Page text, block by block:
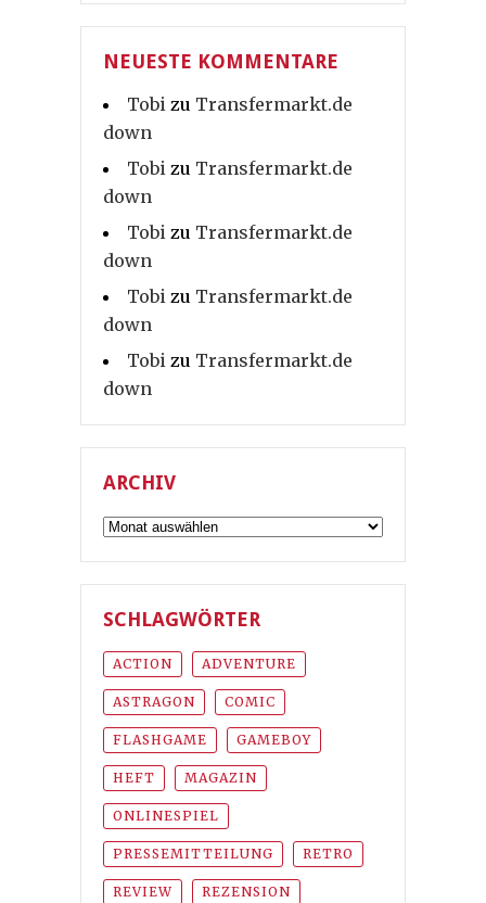
NEUESTE KOMMENTARE
Tobi zu Transfermarkt.de
down
Tobi zu Transfermarkt.de
down
Tobi zu Transfermarkt.de
down
Tobi zu Transfermarkt.de
down
Tobi zu Transfermarkt.de
down
ARCHIV
Archiv
SCHLAGWÖRTER
ACTION ADVENTURE
ASTRAGON COMIC
FLASHGAME GAMEBOY
HEFT MAGAZIN
ONLINESPIEL
PRESSEMITTEILUNG RETRO
REVIEW REZENSION